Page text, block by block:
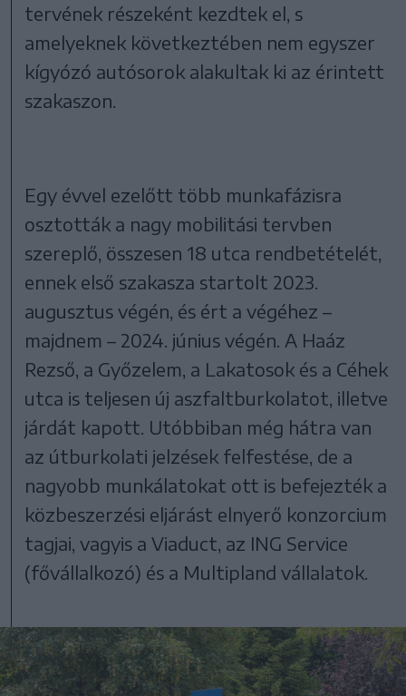
tervének részeként kezdtek el, s
amelyeknek következtében nem egyszer
kígyózó autósorok alakultak ki az érintett
szakaszon.
Egy évvel ezelőtt több munkafázisra
osztották a nagy mobilitási tervben
szereplő, összesen 18 utca rendbetételét,
ennek első szakasza startolt 2023.
augusztus végén, és ért a végéhez –
majdnem – 2024. június végén. A Haáz
Rezső, a Győzelem, a Lakatosok és a Céhek
utca is teljesen új aszfaltburkolatot, illetve
járdát kapott. Utóbbiban még hátra van
az útburkolati jelzések felfestése, de a
nagyobb munkálatokat ott is befejezték a
közbeszerzési eljárást elnyerő konzorcium
tagjai, vagyis a Viaduct, az ING Service
(fővállalkozó) és a Multipland vállalatok.